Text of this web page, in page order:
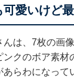
可愛いけど
んは、7枚の画
ンクのボア素材
あらわになって